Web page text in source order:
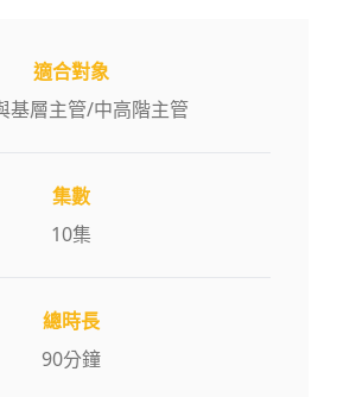
適合對象
基層主管/中高階主管
集數
10集
總時長
90分鐘